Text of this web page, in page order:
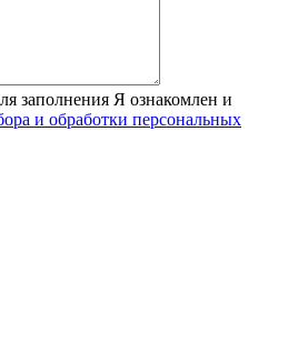
заполнения Я ознакомлен и
и обработки персональных